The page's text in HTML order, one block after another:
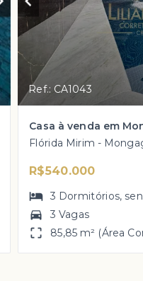
Ref.: CA1043
Flórida Mirim -
R$540.000
3 Dormitórios,
3 Vagas
85,85 m² (Área